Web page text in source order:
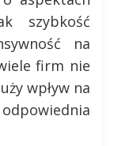
szybkość
na
firm nie
wpływ na